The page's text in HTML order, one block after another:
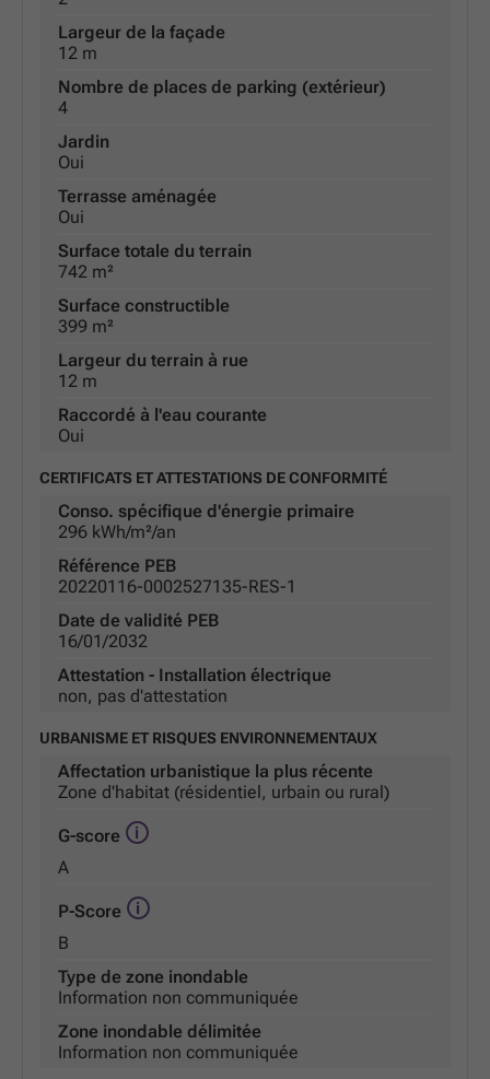
Largeur de la façade
12 m
Nombre de places de parking (extérieur)
4
Jardin
Oui
Terrasse aménagée
Oui
Surface totale du terrain
742 m²
Surface constructible
399 m²
Largeur du terrain à rue
12 m
Raccordé à l'eau courante
Oui
CERTIFICATS ET ATTESTATIONS DE CONFORMITÉ
Conso. spécifique d'énergie primaire
296 kWh/m²/an
Référence PEB
20220116-0002527135-RES-1
Date de validité PEB
16/01/2032
Attestation - Installation électrique
non, pas d'attestation
URBANISME ET RISQUES ENVIRONNEMENTAUX
Affectation urbanistique la plus récente
Zone d'habitat (résidentiel, urbain ou rural)
G-score
A
P-Score
B
Type de zone inondable
Information non communiquée
Zone inondable délimitée
Information non communiquée